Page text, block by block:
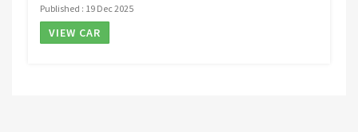
Published : 19 Dec 2025
VIEW CAR